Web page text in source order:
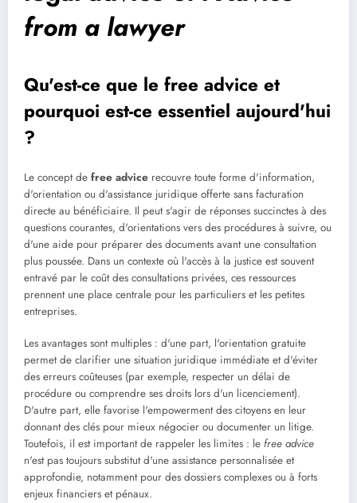
from a lawyer
Qu'est-ce que le free advice et
pourquoi est-ce essentiel aujourd'hui
?
Le concept de free advice recouvre toute forme d'information,
d'orientation ou d'assistance juridique offerte sans facturation
directe au bénéficiaire. Il peut s'agir de réponses succinctes à des
questions courantes, d'orientations vers des procédures à suivre, ou
d'une aide pour préparer des documents avant une consultation
plus poussée. Dans un contexte où l'accès à la justice est souvent
entravé par le coût des consultations privées, ces ressources
prennent une place centrale pour les particuliers et les petites
entreprises.
Les avantages sont multiples : d'une part, l'orientation gratuite
permet de clarifier une situation juridique immédiate et d'éviter
des erreurs coûteuses (par exemple, respecter un délai de
procédure ou comprendre ses droits lors d'un licenciement).
D'autre part, elle favorise l'empowerment des citoyens en leur
donnant des clés pour mieux négocier ou documenter un litige.
Toutefois, il est important de rappeler les limites : le free advice
n'est pas toujours substitut d'une assistance personnalisée et
approfondie, notamment pour des dossiers complexes ou à forts
enjeux financiers et pénaux.